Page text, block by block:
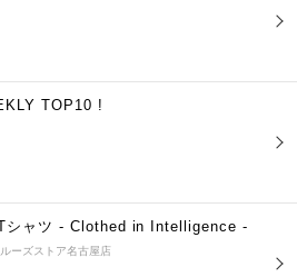
TOP10 !
シャツ - Clothed in Intelligence -
ーズストア名古屋店